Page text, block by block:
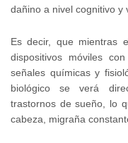
dañino a nivel cognitivo y
Es decir, que mientras
dispositivos móviles
señales químicas y
biológico se verá
trastornos de sueño, lo
cabeza, migraña